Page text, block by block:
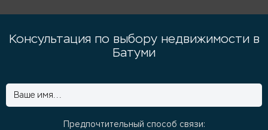
Консультация по выбору недвижимости в
Батуми
Предпочтительный способ связи: